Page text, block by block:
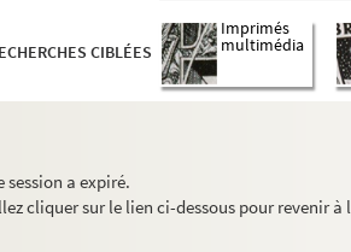
CIBLÉES
Imprimés
multimédia
session a expiré.
cliquer sur le lien ci-dessous pour revenir